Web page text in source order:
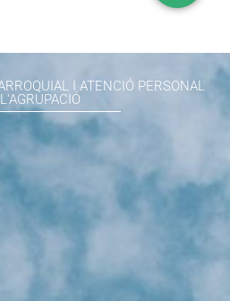
I ATENCIÓ PERSONAL